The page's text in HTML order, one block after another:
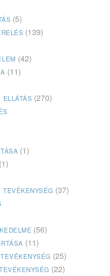
(5)
(139)
(42)
(11)
ELLÁTÁS (270)
(1)
(1)
TEVÉKENYSÉG (37)
(56)
(11)
(25)
(22)